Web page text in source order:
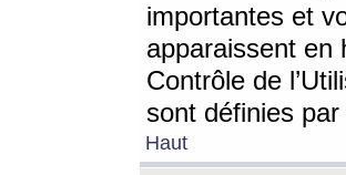
importantes et
apparaissent en
Contrôle de
sont définies
Haut